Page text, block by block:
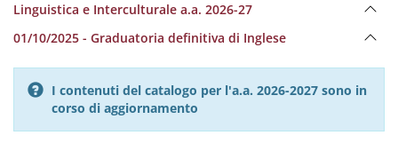
Linguistica e Interculturale a.a. 2026-27
01/10/2025 - Graduatoria definitiva di Inglese
I contenuti del catalogo per l'a.a. 2026-2027 sono in
corso di aggiornamento